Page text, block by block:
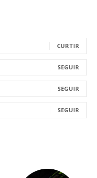
CURTIR
SEGUIR
SEGUIR
SEGUIR